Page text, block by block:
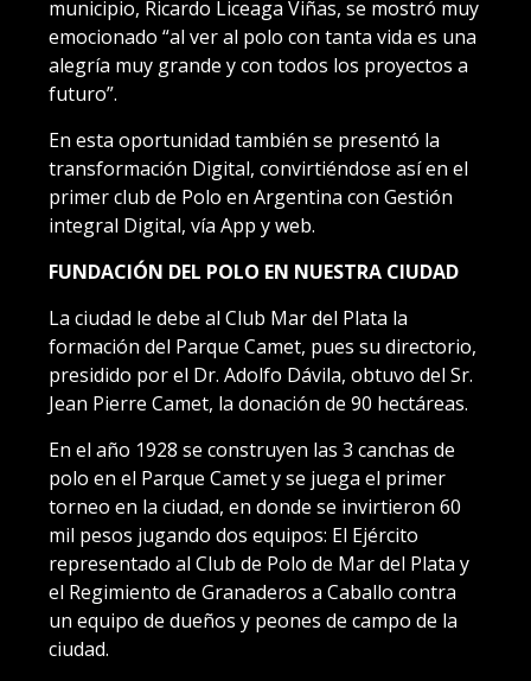
municipio, Ricardo Liceaga Viñas, se mostró muy
emocionado “al ver al polo con tanta vida es una
alegría muy grande y con todos los proyectos a
futuro”.
En esta oportunidad también se presentó la
transformación Digital, convirtiéndose así en el
primer club de Polo en Argentina con Gestión
integral Digital, vía App y web.
FUNDACIÓN DEL POLO EN NUESTRA CIUDAD
La ciudad le debe al Club Mar del Plata la
formación del Parque Camet, pues su directorio,
presidido por el Dr. Adolfo Dávila, obtuvo del Sr.
Jean Pierre Camet, la donación de 90 hectáreas.
En el año 1928 se construyen las 3 canchas de
polo en el Parque Camet y se juega el primer
torneo en la ciudad, en donde se invirtieron 60
mil pesos jugando dos equipos: El Ejército
representado al Club de Polo de Mar del Plata y
el Regimiento de Granaderos a Caballo contra
un equipo de dueños y peones de campo de la
ciudad.